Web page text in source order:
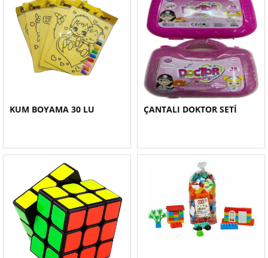
KUM BOYAMA 30 LU ÇANTALI DOKTOR SETİ